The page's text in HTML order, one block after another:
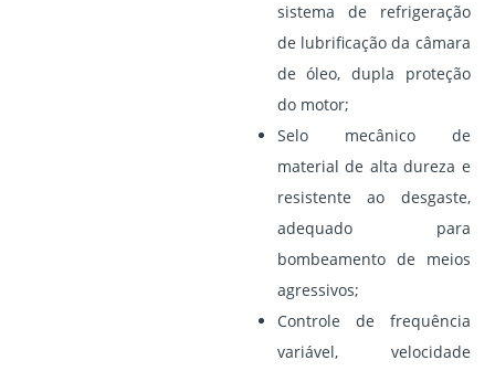
sistema de refrigeração
de lubrificação da câmara
de óleo, dupla proteção
do motor;
Selo mecânico de
material de alta dureza e
resistente ao desgaste,
adequado para
bombeamento de meios
agressivos;
Controle de frequência
variável, velocidade